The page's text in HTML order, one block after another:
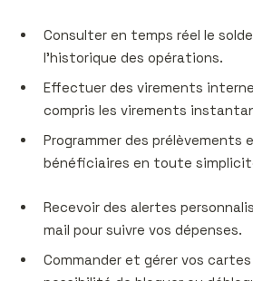
Consulter en temps réel le
l’historique des opérations.
Effectuer des virements
compris les virements
Programmer des prélèvements
bénéficiaires en toute
Recevoir des alertes
mail pour suivre vos dépenses.
Commander et gérer vos